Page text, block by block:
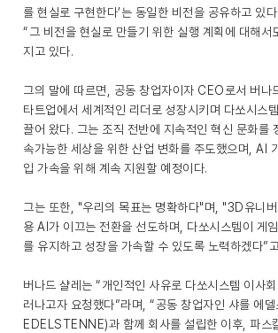
를 현실로 구현한다’는 동일한 비전을 공유하고 있
“그 비전을 현실로 만들기 위한 실행 계획에 대해서
지고 있다.
그의 말에 따르면, 공동 창업자이자 CEO로서 버나
타트업에서 세계적인 리더로 성장시키며 다쏘시스
끌어 왔다. 그는 조직 전반에 지속적인 혁신 문화를
속가능한 세상을 위한 산업 변화를 주도했으며, AI
입 가속을 위해 계속 지원할 예정이다.
그는 또한, "우리의 목표는 명확하다"며, "3D유니
용 AI가 이끄는 전환을 선도하며, 다쏘시스템이 게
를 유지하고 성장을 가속할 수 있도록 노력하겠다”
버나드 샬레는 “개인적인 사유로 다쏘시스템 이사
러나고자 요청했다”라며, “공동 창업자인 샤를 에
EDELSTENNE)과 함께 회사를 설립한 이후, 파스